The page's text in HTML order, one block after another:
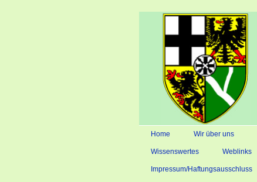
Home Wir über uns
Wissenswertes Weblinks
Impressum/Haftungsausschluss